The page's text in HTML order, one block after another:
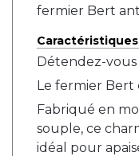
fermier Bert
Caractéristiques
Détendez-vous
Le fermier Bert
Fabriqué en
souple, ce
idéal pour